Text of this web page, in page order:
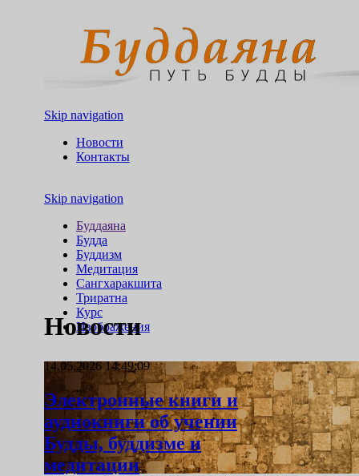
Skip navigation
Новости
Контакты
Skip navigation
Буддаяна
Будда
Буддизм
Медитация
Сангхаракшита
Триратна
Курс
Изображения
Новости
14.05.2026 14:49:09
Электронные книги и
аудиокниги об учении
Будды, буддизме и
медитации